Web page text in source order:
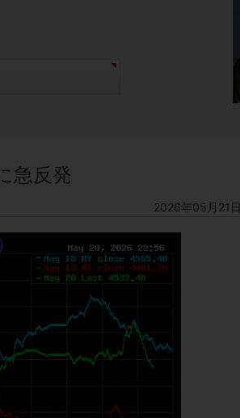
急反発
2026年05月21日